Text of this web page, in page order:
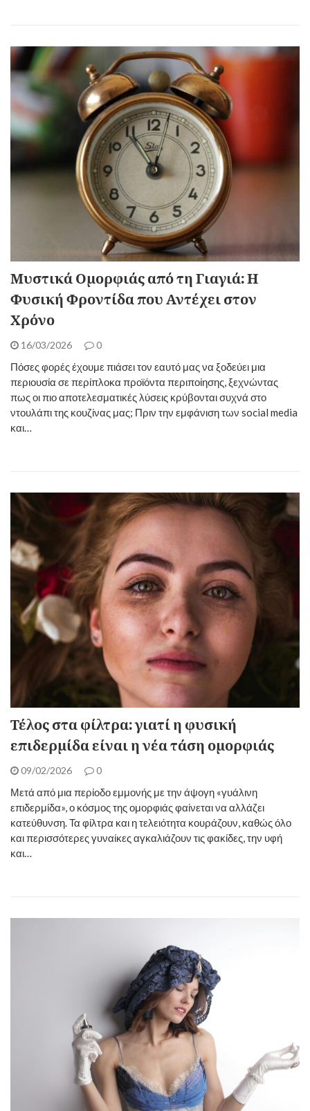
Μυστικά Ομορφιάς από τη Γιαγιά: Η
Φυσική Φροντίδα που Αντέχει στον
Χρόνο ​
16/03/2026 0
​Πόσες φορές έχουμε πιάσει τον εαυτό μας να ξοδεύει μια
περιουσία σε περίπλοκα προϊόντα περιποίησης, ξεχνώντας
πως οι πιο αποτελεσματικές λύσεις κρύβονται συχνά στο
ντουλάπι της κουζίνας μας; Πριν την εμφάνιση των social media
και…
Τέλος στα φίλτρα: γιατί η φυσική
επιδερμίδα είναι η νέα τάση ομορφιάς
09/02/2026 0
Μετά από μια περίοδο εμμονής με την άψογη «γυάλινη
επιδερμίδα», ο κόσμος της ομορφιάς φαίνεται να αλλάζει
κατεύθυνση. Τα φίλτρα και η τελειότητα κουράζουν, καθώς όλο
και περισσότερες γυναίκες αγκαλιάζουν τις φακίδες, την υφή
και…